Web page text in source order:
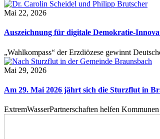
Mai 22, 2026
Auszeichnung für digitale Demokratie-
„Wahlkompass“ der Erzdiözese gewinnt
Mai 29, 2026
Am 29. Mai 2026 jährt sich die Sturzflut in
ExtremWasserPartnerschaften helfen